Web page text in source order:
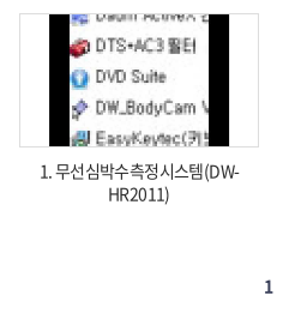
1. 무선심박수측정시스템(DW-
HR2011)
1